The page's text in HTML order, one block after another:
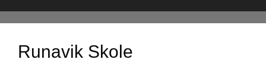
Runavik Skole